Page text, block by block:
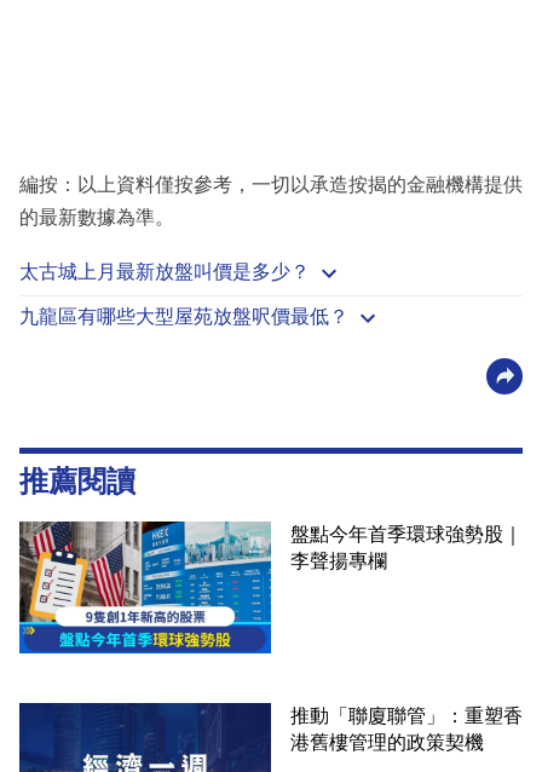
編按：以上資料僅按參考，一切以承造按揭的金融機構提供
的最新數據為準。
太古城上月最新放盤叫價是多少？
九龍區有哪些大型屋苑放盤呎價最低？
推薦閱讀
盤點今年首季環球強勢股｜
李聲揚專欄
推動「聯廈聯管」：重塑香
港舊樓管理的政策契機